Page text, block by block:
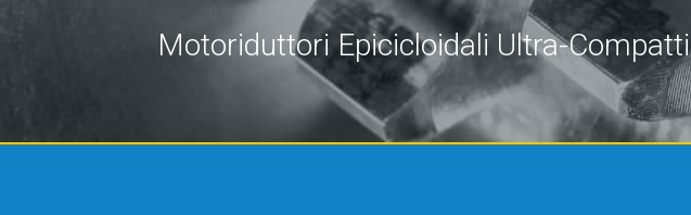
Motoriduttori Epicicloidali Ultra-Compatti